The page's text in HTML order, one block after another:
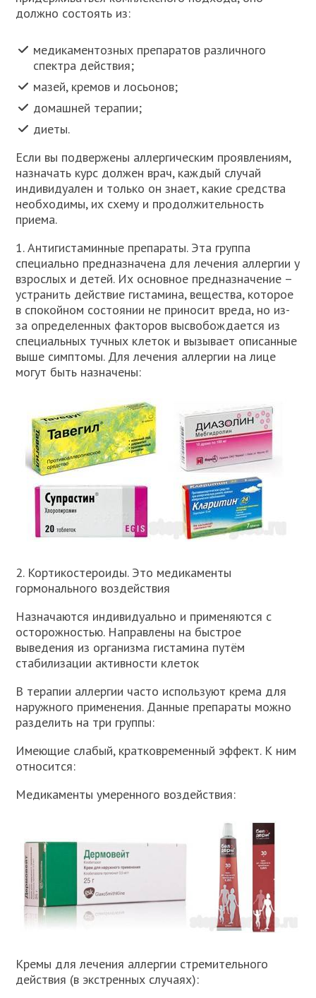
должно состоять из:
медикаментозных препаратов различного
спектра действия;
мазей, кремов и лосьонов;
домашней терапии;
диеты.
Если вы подвержены аллергическим проявлениям,
назначать курс должен врач, каждый случай
индивидуален и только он знает, какие средства
необходимы, их схему и продолжительность
приема.
1. Антигистаминные препараты. Эта группа
специально предназначена для лечения аллергии у
взрослых и детей. Их основное предназначение –
устранить действие гистамина, вещества, которое
в спокойном состоянии не приносит вреда, но из-
за определенных факторов высвобождается из
специальных тучных клеток и вызывает описанные
выше симптомы. Для лечения аллергии на лице
могут быть назначены:
2. Кортикостероиды. Это медикаменты
гормонального воздействия
Назначаются индивидуально и применяются с
осторожностью. Направлены на быстрое
выведения из организма гистамина путём
стабилизации активности клеток
В терапии аллергии часто используют крема для
наружного применения. Данные препараты можно
разделить на три группы:
Имеющие слабый, кратковременный эффект. К ним
относится:
Медикаменты умеренного воздействия:
Кремы для лечения аллергии стремительного
действия (в экстренных случаях):